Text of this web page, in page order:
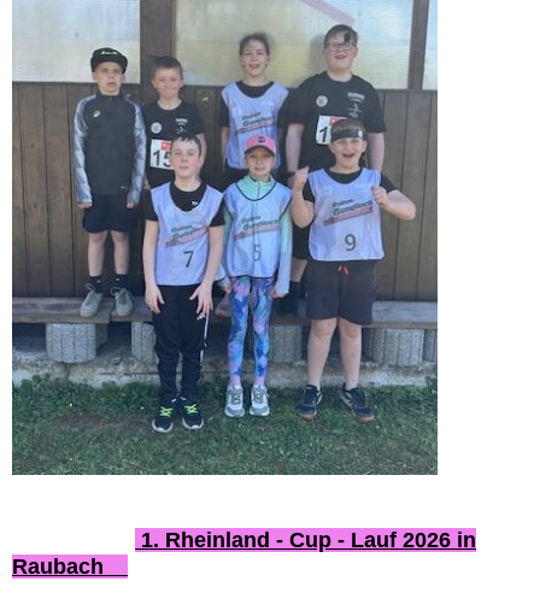
1. Rheinland - Cup - Lauf 2026 in
Raubach